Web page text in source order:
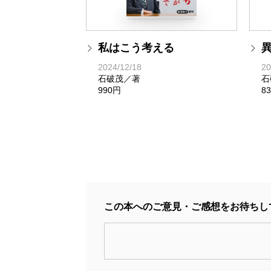
私はこう考える
2024/12/18
石破茂／著
990円
この本へのご意見・ご感想をお待ち